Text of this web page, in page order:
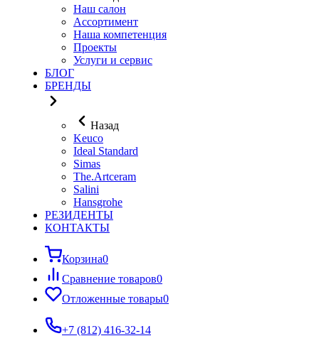
Наш салон
Ассортимент
Наша компетенция
Проекты
Услуги и сервис
БЛОГ
БРЕНДЫ
Назад
Keuco
Ideal Standard
Simas
The.Artceram
Salini
Hansgrohe
РЕЗИДЕНТЫ
КОНТАКТЫ
Корзина0
Сравнение товаров0
Отложенные товары0
+7 (812) 416-32-14